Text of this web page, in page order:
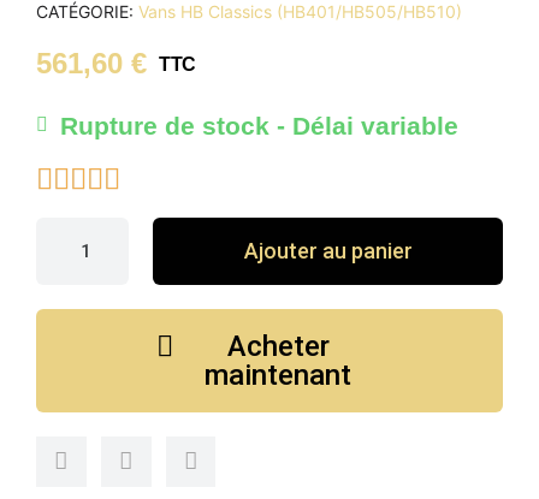
CATÉGORIE Vans HB Classics (HB401/HB505/HB510)
561,60 € TTC
Rupture de stock - Délai variable

Ajouter au panier
Acheter
maintenant